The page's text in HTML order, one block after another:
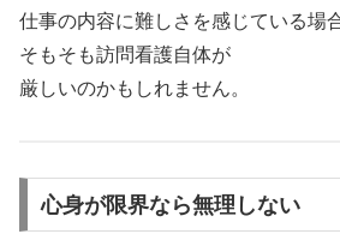
仕事の内容に難しさを感じている場
そもそも訪問看護自体が
厳しいのかもしれません。
心身が限界なら無理しない